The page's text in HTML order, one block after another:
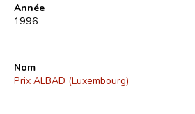
Année
1996
Nom
Prix ALBAD (Luxembourg)